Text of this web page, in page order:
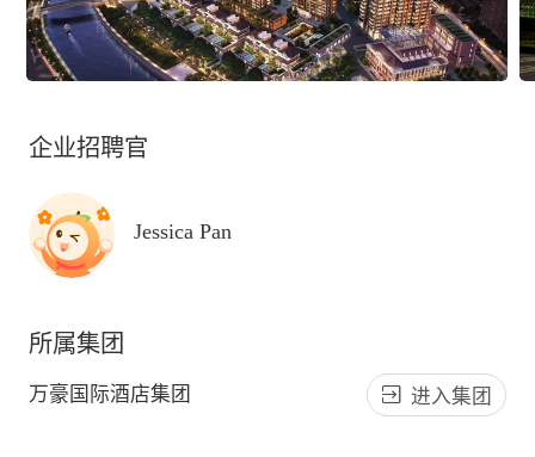
企业招聘官
Jessica Pan
所属集团
万豪国际酒店集团 进入集团